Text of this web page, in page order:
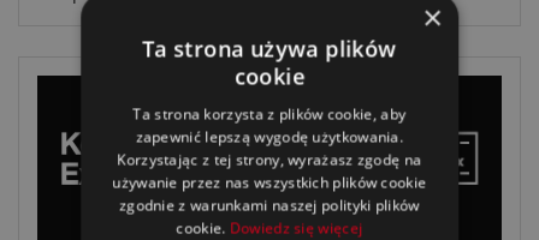
×
Ta strona używa plików
cookie
Ta strona korzysta z plików cookie, aby
zapewnić lepszą wygodę użytkowania.
Korzystając z tej strony, wyrażasz zgodę na
używanie przez nas wszystkich plików cookie
zgodnie z warunkami naszej polityki plików
cookie. Dowiedz się więcej